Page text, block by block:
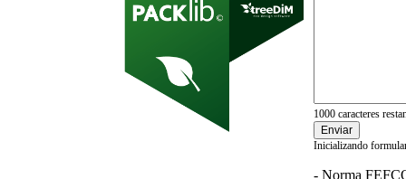
1000 caracteres
Enviar
Inicializando
- Norma